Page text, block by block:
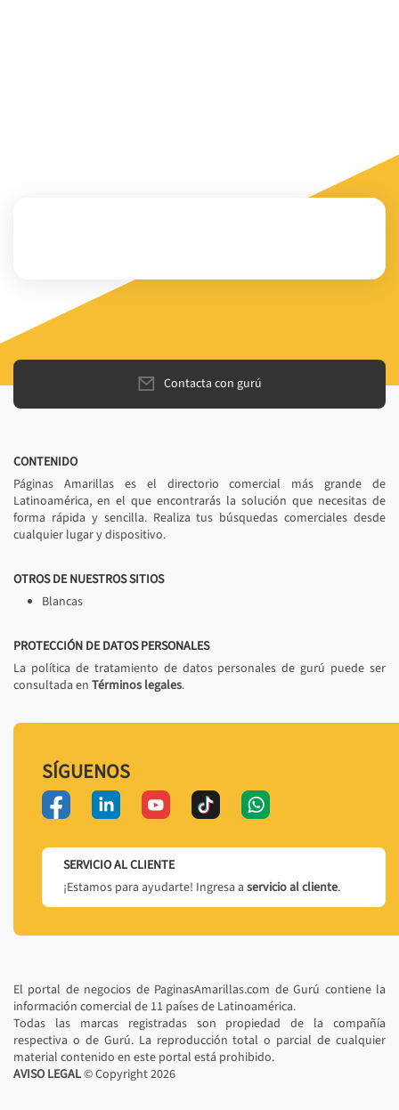
Contacta con gurú
CONTENIDO
Páginas Amarillas es el directorio comercial más grande de
Latinoamérica, en el que encontrarás la solución que necesitas de
forma rápida y sencilla. Realiza tus búsquedas comerciales desde
cualquier lugar y dispositivo.
OTROS DE NUESTROS SITIOS
Blancas
PROTECCIÓN DE DATOS PERSONALES
La política de tratamiento de datos personales de gurú puede ser
consultada en Términos legales.
SÍGUENOS
SERVICIO AL CLIENTE
¡Estamos para ayudarte! Ingresa a servicio al cliente.
El portal de negocios de PaginasAmarillas.com de Gurú contiene la
información comercial de 11 países de Latinoamérica.
Todas las marcas registradas son propiedad de la compañía
respectiva o de Gurú. La reproducción total o parcial de cualquier
material contenido en este portal está prohibido.
AVISO LEGAL© Copyright2026